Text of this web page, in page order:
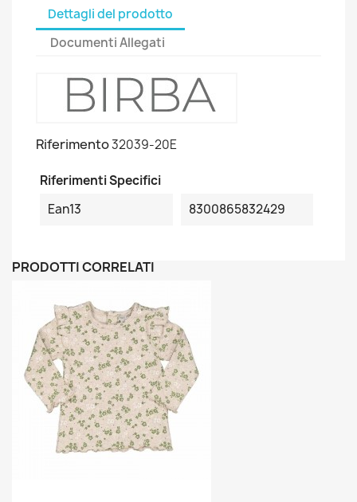
Dettagli del prodotto
Documenti Allegati
Riferimento32039-20E
Riferimenti Specifici
Ean13
8300865832429
PRODOTTI CORRELATI